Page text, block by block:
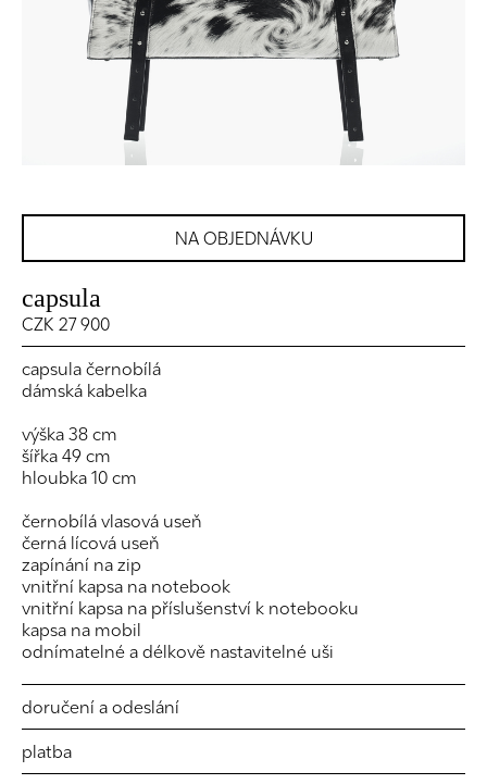
NA OBJEDNÁVKU
capsula
CZK 27 900
capsula černobílá
dámská kabelka
výška 38 cm
šířka 49 cm
hloubka 10 cm
černobílá vlasová useň
černá lícová useň
zapínání na zip
vnitřní kapsa na notebook
vnitřní kapsa na příslušenství k notebooku
kapsa na mobil
odnímatelné a délkově nastavitelné uši
doručení a odeslání
platba